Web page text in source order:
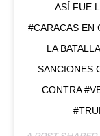
ASÍ FUE
#CARACAS EN
LA
SANCIONES
CONTRA